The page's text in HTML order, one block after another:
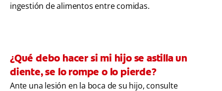
ingestión de alimentos entre comidas.
¿Qué debo hacer si mi hijo se astilla un
diente, se lo rompe o lo pierde?
Ante una lesión en la boca de su hijo, consulte